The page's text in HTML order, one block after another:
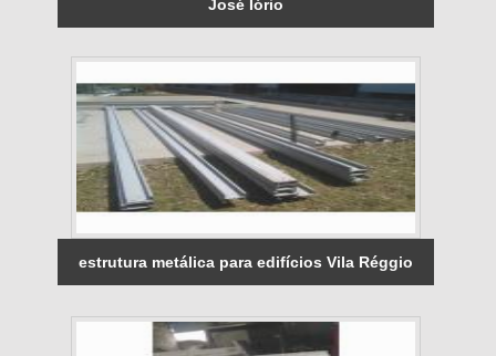
José Iório
estrutura metálica para edifícios Vila Réggio